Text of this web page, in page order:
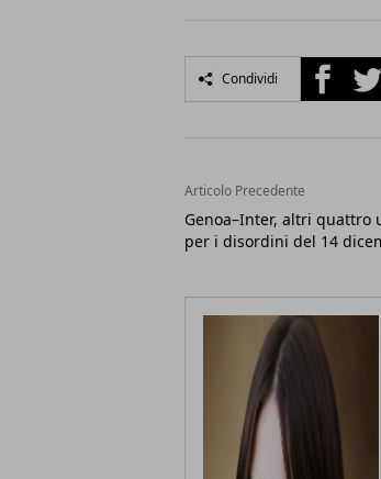
Condividi Facebook
Articolo Precedente
Genoa–Inter, altri quattro
per i disordini del 14